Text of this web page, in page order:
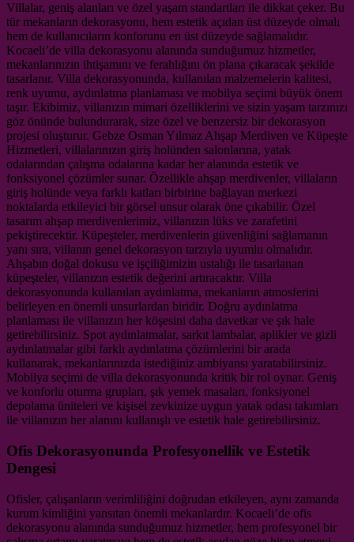
Villalar, geniş alanları ve özel yaşam standartları ile dikkat çeker. Bu
tür mekanların dekorasyonu, hem estetik açıdan üst düzeyde olmalı
hem de kullanıcıların konforunu en üst düzeyde sağlamalıdır.
Kocaeli’de villa dekorasyonu alanında sunduğumuz hizmetler,
mekanlarınızın ihtişamını ve ferahlığını ön plana çıkaracak şekilde
tasarlanır. Villa dekorasyonunda, kullanılan malzemelerin kalitesi,
renk uyumu, aydınlatma planlaması ve mobilya seçimi büyük önem
taşır. Ekibimiz, villanızın mimari özelliklerini ve sizin yaşam tarzınızı
göz önünde bulundurarak, size özel ve benzersiz bir dekorasyon
projesi oluşturur. Gebze Osman Yılmaz Ahşap Merdiven ve Küpeşte
Hizmetleri, villalarınızın giriş holünden salonlarına, yatak
odalarından çalışma odalarına kadar her alanında estetik ve
fonksiyonel çözümler sunar. Özellikle ahşap merdivenler, villaların
giriş holünde veya farklı katları birbirine bağlayan merkezi
noktalarda etkileyici bir görsel unsur olarak öne çıkabilir. Özel
tasarım ahşap merdivenlerimiz, villanızın lüks ve zarafetini
pekiştirecektir. Küpeşteler, merdivenlerin güvenliğini sağlamanın
yanı sıra, villanın genel dekorasyon tarzıyla uyumlu olmalıdır.
Ahşabın doğal dokusu ve işçiliğimizin ustalığı ile tasarlanan
küpeşteler, villanızın estetik değerini artıracaktır. Villa
dekorasyonunda kullanılan aydınlatma, mekanların atmosferini
belirleyen en önemli unsurlardan biridir. Doğru aydınlatma
planlaması ile villanızın her köşesini daha davetkar ve şık hale
getirebilirsiniz. Spot aydınlatmalar, sarkıt lambalar, aplikler ve gizli
aydınlatmalar gibi farklı aydınlatma çözümlerini bir arada
kullanarak, mekanlarınızda istediğiniz ambiyansı yaratabilirsiniz.
Mobilya seçimi de villa dekorasyonunda kritik bir rol oynar. Geniş
ve konforlu oturma grupları, şık yemek masaları, fonksiyonel
depolama üniteleri ve kişisel zevkinize uygun yatak odası takımları
ile villanızın her alanını kullanışlı ve estetik hale getirebilirsiniz.
Ofis Dekorasyonunda Profesyonellik ve Estetik
Dengesi
Ofisler, çalışanların verimliliğini doğrudan etkileyen, aynı zamanda
kurum kimliğini yansıtan önemli mekanlardır. Kocaeli’de ofis
dekorasyonu alanında sunduğumuz hizmetler, hem profesyonel bir